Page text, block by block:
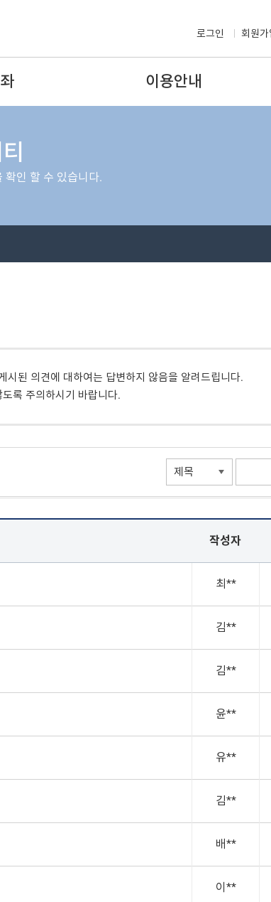
로그인 회원가
이용안내
확인 할 수 있습니다.
된 의견에 대하여는 답변하지 않음을 알려드립니다.
록 주의하시기 바랍니다.
작성자
최**
김**
김**
윤**
유**
김**
배**
이**